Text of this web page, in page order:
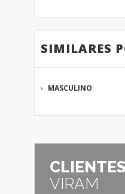
SIMILARES
MASCULINO
CLIENTES
VIRAM